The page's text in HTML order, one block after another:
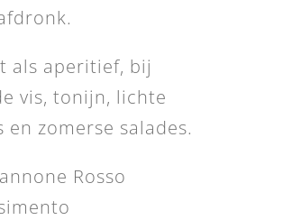
als aperitief, bij
vis, tonijn, lichte
en zomerse salades.
Rosso